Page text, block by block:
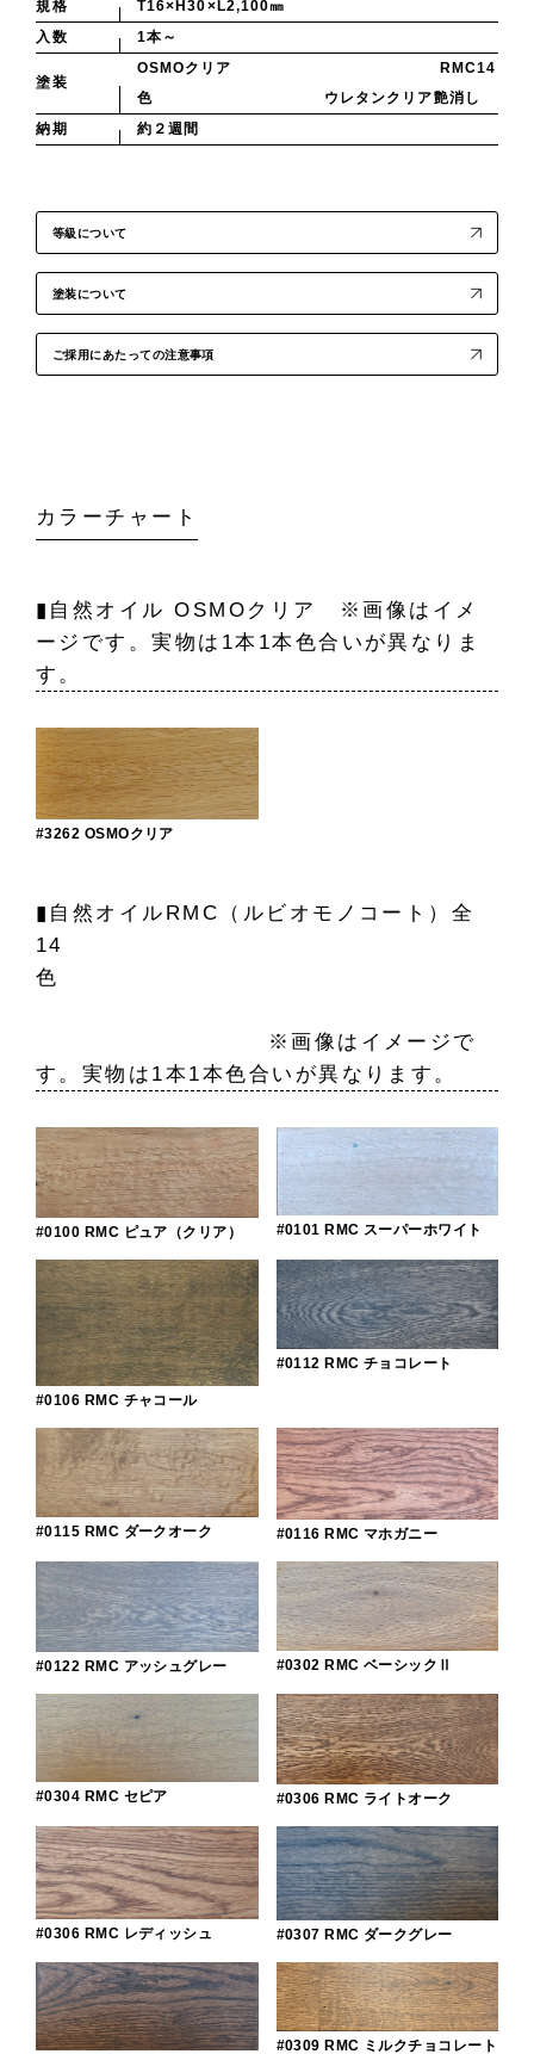
規格
T16×H30×L2,100㎜
入数
1本～
塗装
OSMOクリア RMC14
色 ウレタンクリア艶消し
納期
約２週間
等級について
塗装について
ご採用にあたっての注意事項
カラーチャート
▮自然オイル OSMOクリア ※画像はイメ
ージです。実物は1本1本色合いが異なりま
す。
#3262 OSMOクリア
▮自然オイルRMC（ルビオモノコート）全
14
色
※画像はイメージで
す。実物は1本1本色合いが異なります。
#0100 RMC ピュア（クリア） #0101 RMC スーパーホワイト
#0106 RMC チャコール
#0112 RMC チョコレート
#0115 RMC ダークオーク #0116 RMC マホガニー
#0122 RMC アッシュグレー #0302 RMC ベーシックⅡ
#0304 RMC セピア #0306 RMC ライトオーク
#0306 RMC レディッシュ #0307 RMC ダークグレー
#0309 RMC ミルクチョコレート